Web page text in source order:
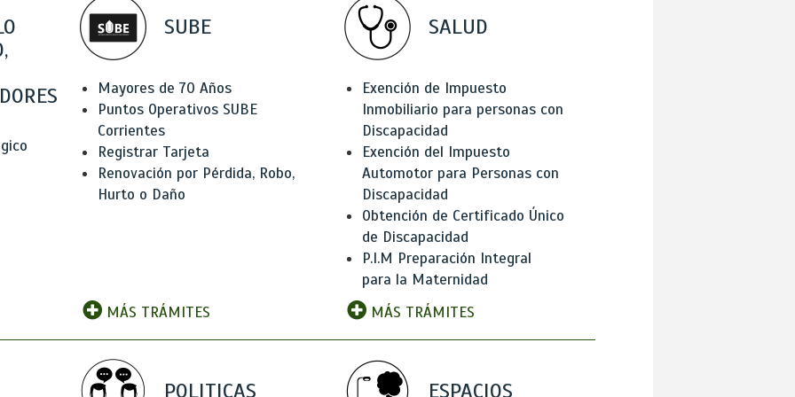
SUBE
Mayores de 70 Años
Puntos Operativos SUBE
Corrientes
Registrar Tarjeta
Renovación por Pérdida, Robo,
Hurto o Daño
MÁS TRÁMITES
SALUD
Exención de Impuesto
Inmobiliario para personas con
Discapacidad
Exención del Impuesto
Automotor para Personas con
Discapacidad
Obtención de Certificado Único
de Discapacidad
P.I.M Preparación Integral
para la Maternidad
MÁS TRÁMITES
POLITICAS ESPACIOS